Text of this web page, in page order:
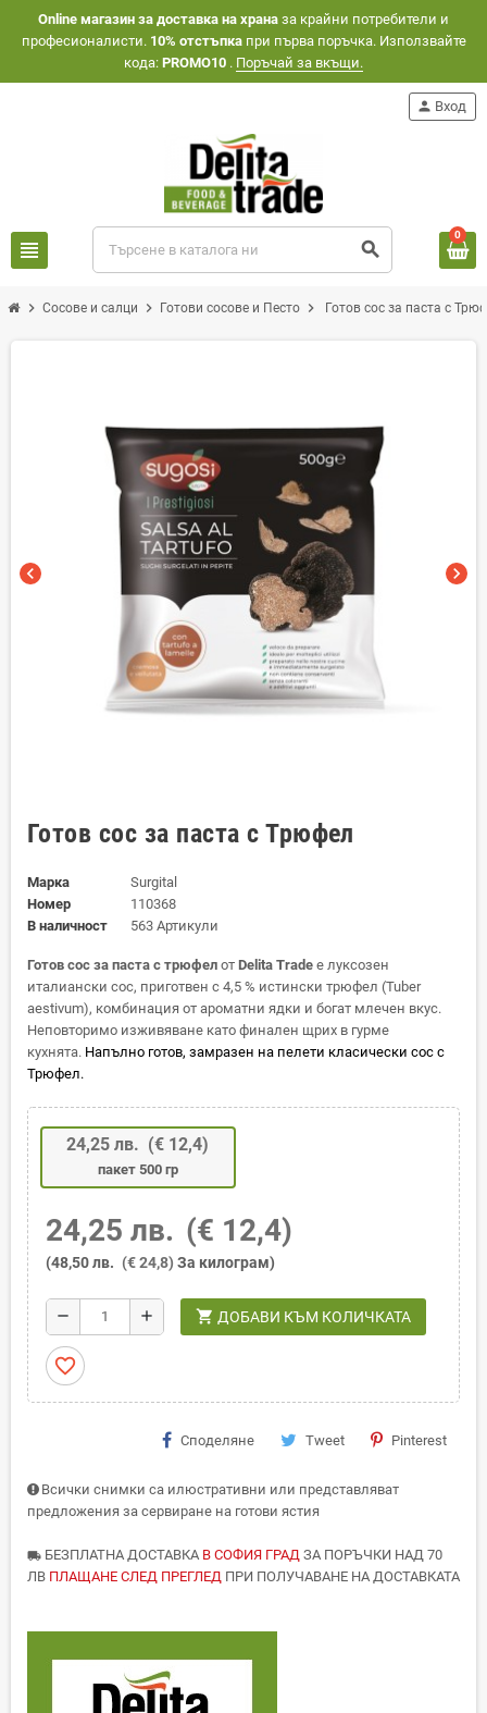
Оnline магазин за доставка на храна за крайни потребители и
професионалисти. 10% отстъпкапри първа поръчка. Използвайте
кода: PROMO10 . Поръчай за вкъщи.
view_headline search
person Вход
0
chevron_right Сосове и салци chevron_right Готови сосове и Песто chevron_right Готов сос за паста с
chevron_left chevron_right
Готов сос за паста с Трюфел
Марка
Surgital
Номер
110368
В наличност
563 Артикули
Готов сос за паста с трюфел от Delita Trade е луксозен
италиански сос, приготвен с 4,5 % истински трюфел (Tuber
aestivum), комбинация от ароматни ядки и богат млечен вкус.
Неповторимо изживяване като финален щрих в гурме
кухнята. Напълно готов, замразен на пелети класически сос с
Трюфел.
24,25 лв. (€ 12,4)
пакет 500 гр
24,25 лв. (€ 12,4)
(48,50 лв. (€ 24,8) За килограм)
remove add shopping_cart ДОБАВИ КЪМ КОЛИЧКАТА
favorite_border
Споделяне Tweet Pinterest
Всички снимки са илюстративни или представляват
предложения за сервиране на готови ястия
local_shipping БЕЗПЛАТНА ДОСТАВКА В СОФИЯ ГРАД ЗА ПОРЪЧКИ НАД 70
ЛВ ПЛАЩАНЕ СЛЕД ПРЕГЛЕД ПРИ ПОЛУЧАВАНЕ НА ДОСТАВКАТА